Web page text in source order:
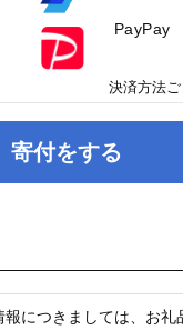
寄付をする
につきましては、お礼
PayPay
決済方法ご